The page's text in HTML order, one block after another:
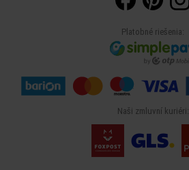
Platobné riešenia:
Naši zmluvní kuriéri: